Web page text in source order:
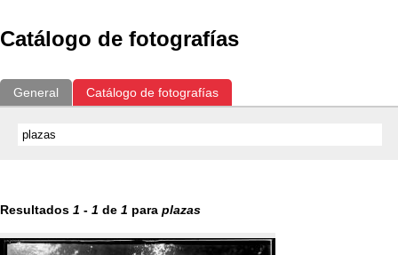
Catálogo de fotografías
General Catálogo de fotografías
Resultados 1 - 1 de 1 para plazas